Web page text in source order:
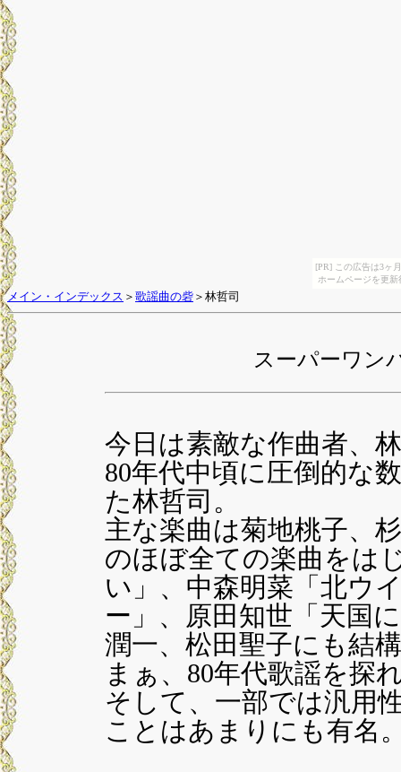
[PR] この広告は3ヶ
ホームページを更
メイン・インデックス ＞ 歌謡曲の砦 ＞林哲司
スーパーワン
今日は素敵な作曲者、
80年代中頃に圧倒的な
た林哲司。
主な楽曲は菊地桃子、
のほぼ全ての楽曲をは
い」、中森明菜「北ウ
ー」、原田知世「天国
潤一、松田聖子にも結
まぁ、80年代歌謡を探
そして、一部では汎用
ことはあまりにも有名